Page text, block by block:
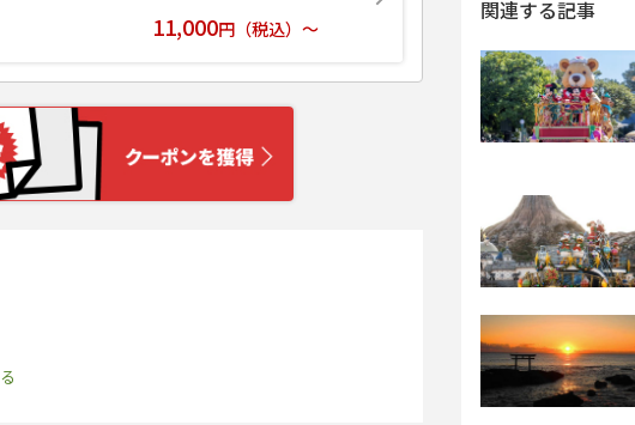
11,000円（税込）～
関連する記事